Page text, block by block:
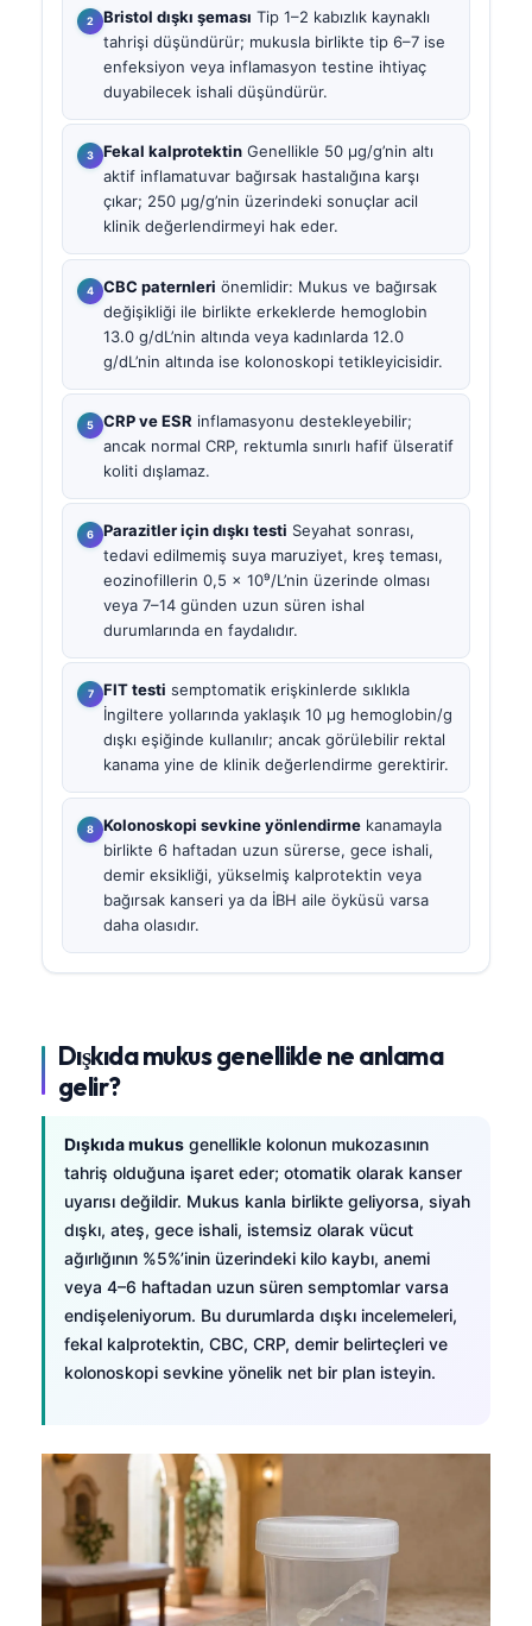
Bristol dışkı şeması Tip 1–2 kabızlık kaynaklı
tahrişi düşündürür; mukusla birlikte tip 6–7 ise
enfeksiyon veya inflamasyon testine ihtiyaç
duyabilecek ishali düşündürür.
Fekal kalprotektin Genellikle 50 µg/g’nin altı
aktif inflamatuvar bağırsak hastalığına karşı
çıkar; 250 µg/g’nin üzerindeki sonuçlar acil
klinik değerlendirmeyi hak eder.
CBC paternleri önemlidir: Mukus ve bağırsak
değişikliği ile birlikte erkeklerde hemoglobin
13.0 g/dL’nin altında veya kadınlarda 12.0
g/dL’nin altında ise kolonoskopi tetikleyicisidir.
CRP ve ESR inflamasyonu destekleyebilir;
ancak normal CRP, rektumla sınırlı hafif ülseratif
koliti dışlamaz.
Parazitler için dışkı testi Seyahat sonrası,
tedavi edilmemiş suya maruziyet, kreş teması,
eozinofillerin 0,5 × 10⁹/L’nin üzerinde olması
veya 7–14 günden uzun süren ishal
durumlarında en faydalıdır.
FIT testi semptomatik erişkinlerde sıklıkla
İngiltere yollarında yaklaşık 10 µg hemoglobin/g
dışkı eşiğinde kullanılır; ancak görülebilir rektal
kanama yine de klinik değerlendirme gerektirir.
Kolonoskopi sevkine yönlendirme kanamayla
birlikte 6 haftadan uzun sürerse, gece ishali,
demir eksikliği, yükselmiş kalprotektin veya
bağırsak kanseri ya da İBH aile öyküsü varsa
daha olasıdır.
Dışkıda mukus genellikle ne anlama
gelir?
Dışkıda mukus genellikle kolonun mukozasının
tahriş olduğuna işaret eder; otomatik olarak kanser
uyarısı değildir. Mukus kanla birlikte geliyorsa, siyah
dışkı, ateş, gece ishali, istemsiz olarak vücut
ağırlığının %5%’inin üzerindeki kilo kaybı, anemi
veya 4–6 haftadan uzun süren semptomlar varsa
endişeleniyorum. Bu durumlarda dışkı incelemeleri,
fekal kalprotektin, CBC, CRP, demir belirteçleri ve
kolonoskopi sevkine yönelik net bir plan isteyin.